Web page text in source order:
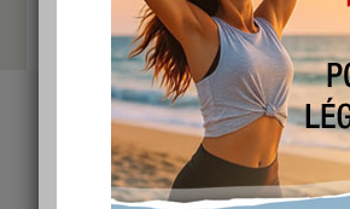
DécouvrezGeorges